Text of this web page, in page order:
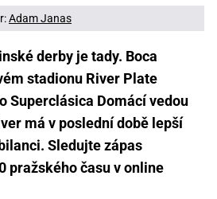
Adam Janas
derby je tady. Boca
stadionu River Plate
Superclásica Domácí vedou
má v poslední době lepší
Sledujte zápas
pražského času v online